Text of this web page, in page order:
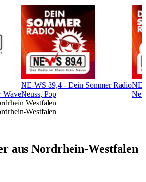
Wave
NE-WS 89,4 - Dein Sommer Radio
Neuss, Pop
NE-
Westfalen
Westfalen
aus Nordrhein-Westfalen